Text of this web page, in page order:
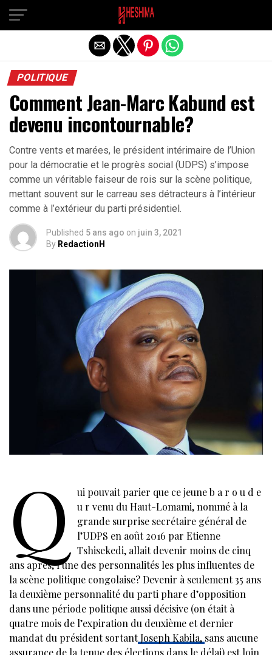
POLITIQUE
Comment Jean-Marc Kabund est
devenu incontournable?
Contre vents et marées, le président intérimaire de l’Union
pour la démocratie et le progrès social (UDPS) s’impose
comme un véritable faiseur de rois sur la scène politique,
mettant souvent sur le carreau ses détracteurs à l’intérieur
comme à l’extérieur du parti présidentiel.
Published 5 ans ago on juin 3, 2021
By RedactionH
Q
ui pouvait parier que ce jeune b a r o u d e
u r venu du Haut-Lomami, nommé à la
grande surprise secrétaire général de
l’UDPS en août 2016 par Etienne
Tshisekedi, allait devenir moins de cinq
ans après, l’une des personnalités les plus influentes de
la scène politique congolaise? Devenir à seulement 35 ans
la deuxième personnalité du parti phare d’opposition
dans une période politique aussi décisive (on était à
quatre mois de l’expiration du deuxième et dernier
mandat du président sortantJoseph Kabila, sans aucune
Quitter la version mobile